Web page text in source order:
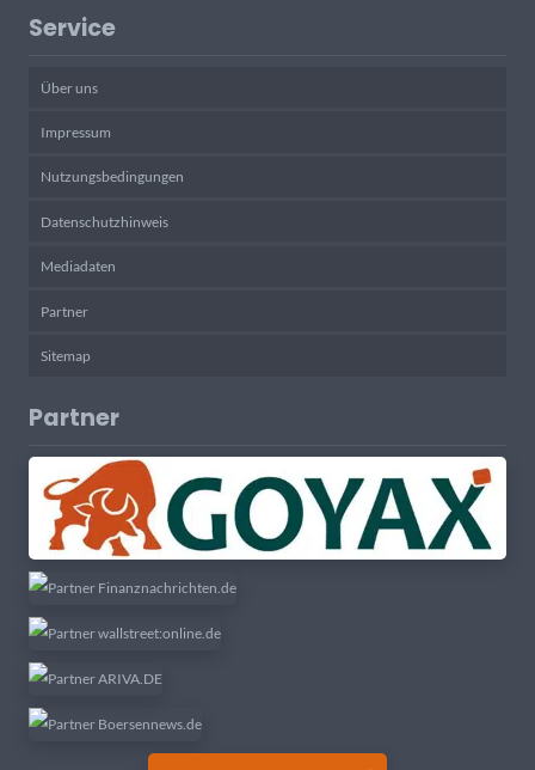
Service
Über uns
Impressum
Nutzungsbedingungen
Datenschutzhinweis
Mediadaten
Partner
Sitemap
Partner